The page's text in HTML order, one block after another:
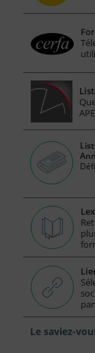
Le saviez-